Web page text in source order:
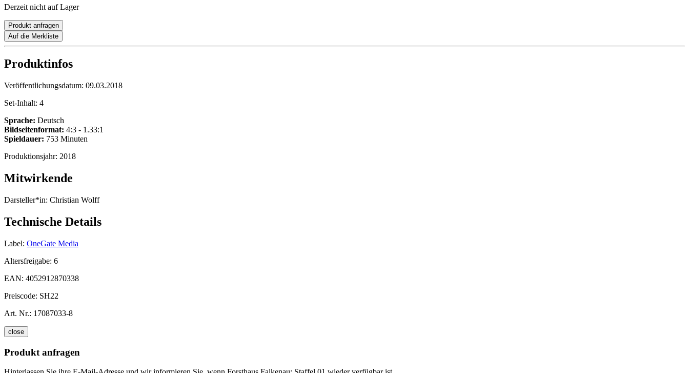
Derzeit nicht auf Lager
Produkt anfragen
Auf die Merkliste
Produktinfos
Veröffentlichungsdatum: 09.03.2018
Set-Inhalt: 4
Sprache: Deutsch
Bildseitenformat: 4:3 - 1.33:1
Spieldauer: 753 Minuten
Produktionsjahr: 2018
Mitwirkende
Darsteller*in: Christian Wolff
Technische Details
Label: OneGate Media
Altersfreigabe: 6
EAN: 4052912870338
Preiscode: SH22
Art. Nr.: 17087033-8
close
Produkt anfragen